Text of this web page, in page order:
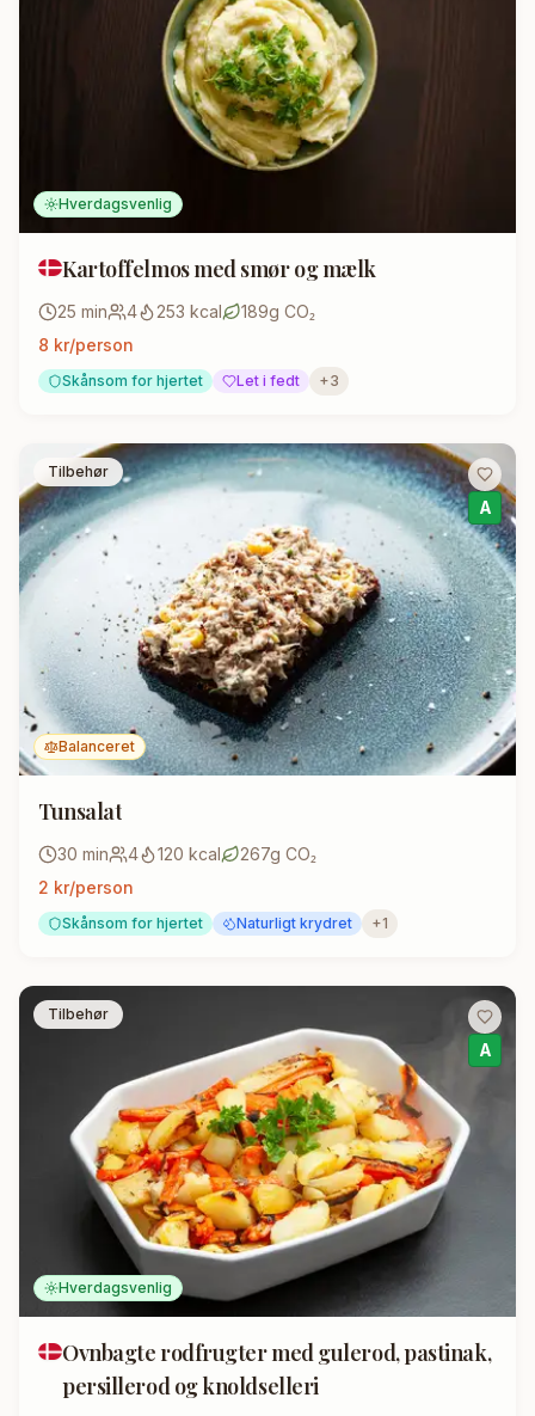
Hverdagsvenlig
Kartoffelmos med smør og mælk
25 min 4 253 kcal 189g CO₂
8 kr/person
Skånsom for hjertet Let i fedt +3
Balanceret
Tilbehør
A
Tunsalat
30 min 4 120 kcal 267g CO₂
2 kr/person
Skånsom for hjertet Naturligt krydret +1
Hverdagsvenlig
Tilbehør
A
Ovnbagte rodfrugter med gulerod, pastinak,
persillerod og knoldselleri